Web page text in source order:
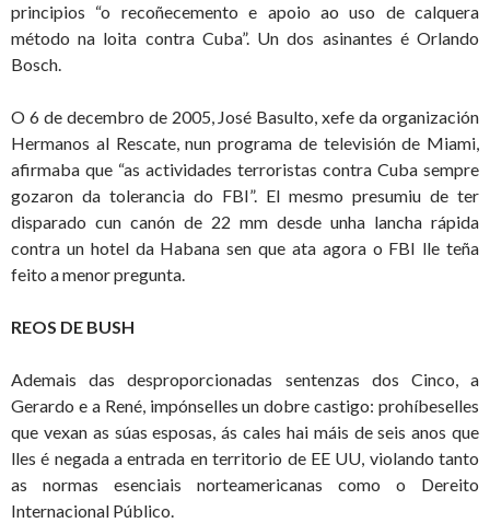
principios “o recoñecemento e apoio ao uso de calquera
método na loita contra Cuba”. Un dos asinantes é Orlando
Bosch.
O 6 de decembro de 2005, José Basulto, xefe da organización
Hermanos al Rescate, nun programa de televisión de Miami,
afirmaba que “as actividades terroristas contra Cuba sempre
gozaron da tolerancia do FBI”. El mesmo presumiu de ter
disparado cun canón de 22 mm desde unha lancha rápida
contra un hotel da Habana sen que ata agora o FBI lle teña
feito a menor pregunta.
REOS DE BUSH
Ademais das desproporcionadas sentenzas dos Cinco, a
Gerardo e a René, impónselles un dobre castigo: prohíbeselles
que vexan as súas esposas, ás cales hai máis de seis anos que
lles é negada a entrada en territorio de EE UU, violando tanto
as normas esenciais norteamericanas como o Dereito
Internacional Público.